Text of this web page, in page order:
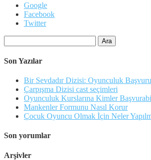
Google
Facebook
Twitter
Son Yazılar
Bir Sevdadır Dizisi: Oyunculuk
Çarpışma Dizisi cast seçimleri
Oyunculuk Kurslarına Kimler
Mankenler Formunu Nasıl Korur
Çocuk Oyuncu Olmak İçin Neler
Son yorumlar
Arşivler